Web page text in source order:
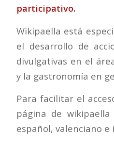
participativo.
Wikipaella está
el desarrollo de
divulgativas en el
y la gastronomía en
Para facilitar el
página de
español, valenciano e